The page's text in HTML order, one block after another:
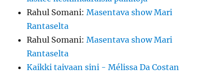
Rahul Somani:Masentava show Mari
Rantaselta
Rahul Somani:Masentava show Mari
Rantaselta
Kaikki taivaan sini - Mélissa Da Costan